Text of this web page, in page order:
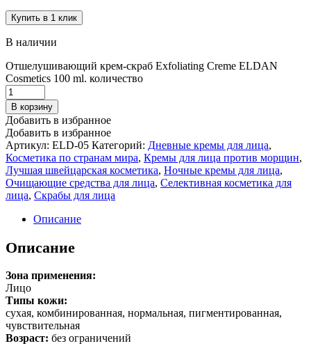
Купить в 1 клик
В наличии
Отшелушивающий крем-скраб Exfoliating Creme ELDAN
Cosmetics 100 ml. количество
В корзину
Добавить в избранное
Добавить в избранное
Артикул: ELD-05 Категорий: Дневные кремы для лица,
Косметика по странам мира, Кремы для лица против морщин,
Лучшая швейцарская косметика, Ночные кремы для лица,
Очищающие средства для лица, Селективная косметика для
лица, Скрабы для лица
Описание
Описание
Зона применения:
Лицо
Типы кожи:
cухая, комбинированная, нормальная, пигментированная,
чувствительная
Возраст: без ограничений